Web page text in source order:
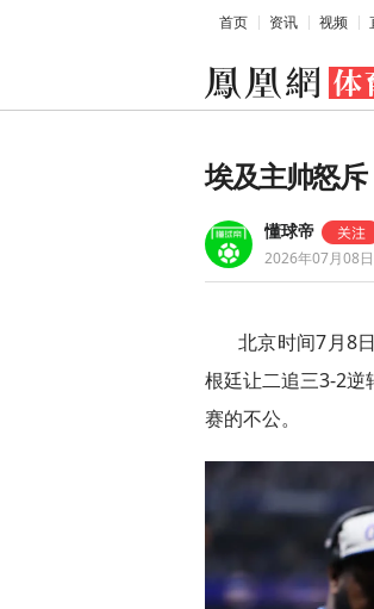
首页 资讯 视频
埃及主帅怒
懂球帝
2026年07月08
北京时间7月8
根廷让二追三3-2逆
赛的不公。